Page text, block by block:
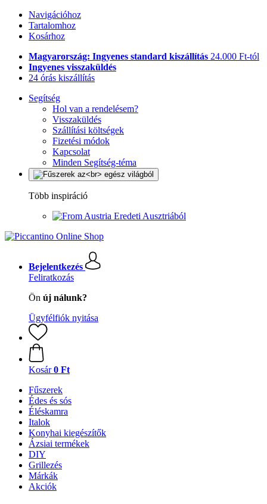
Navigációhoz
Tartalomhoz
Kosárhoz
Magyarország: Ingyenes standard kiszállítás 24.000 Ft-tól
Ingyenes visszaküldés
24 órás kiszállítás
Segítség
Hol van a rendelésem?
Visszaküldés
Szállítási költségek
Fizetési módok
Kapcsolat
Minden Segítség-téma
Több inspiráció
Eredeti Ausztriából
Bejelentkezés
Feliratkozás
Ön új nálunk?
Ügyfélfiók nyitása
Kosár 0 Ft
Fűszerek
Édes és sós
Éléskamra
Italok
Konyhai kiegészítők
Ázsiai termékek
DIY
Grillezés
Márkák
Akciók